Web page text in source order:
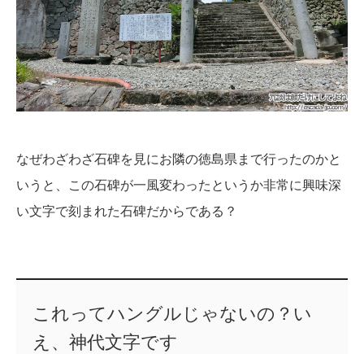
なぜわざわざ石碑を見にお隣の徳島県まで行ったのかと
いうと、この石碑が一風変わったというか非常に興味深
い文字で刻まれた石碑だからである？
これってハングルじゃないの？い
え、神代文字です